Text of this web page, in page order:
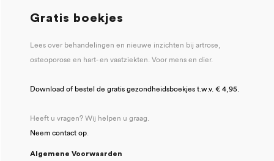
Gratis boekjes
Lees over behandelingen en nieuwe inzichten bij artrose,
osteoporose en hart- en vaatziekten. Voor mens en dier.
Download of bestel de gratis gezondheidsboekjes t.w.v. € 4,95.
Heeft u vragen? Wij helpen u graag.
Neem contact op.
Algemene Voorwaarden